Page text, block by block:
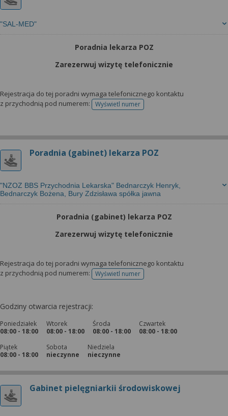
"SAL-MED"
Poradnia lekarza POZ
Zarezerwuj wizytę telefonicznie
Rejestracja do tej poradni wymaga telefonicznego kontaktu
z przychodnią pod numerem:
Wyświetl numertelefonu do rejestracji
Poradnia (gabinet) lekarza POZ
"NZOZ BBS Przychodnia Lekarska" Bednarczyk Henryk,
Bednarczyk Bożena, Bury Zdzisława spółka jawna
Poradnia (gabinet) lekarza POZ
Zarezerwuj wizytę telefonicznie
Rejestracja do tej poradni wymaga telefonicznego kontaktu
z przychodnią pod numerem:
Wyświetl numertelefonu do rejestracji
Godziny otwarcia rejestracji:
Poniedziałek
08:00 - 18:00
Wtorek
08:00 - 18:00
Środa
08:00 - 18:00
Czwartek
08:00 - 18:00
Piątek
08:00 - 18:00
Sobota
nieczynne
Niedziela
nieczynne
Gabinet pielęgniarkii środowiskowej